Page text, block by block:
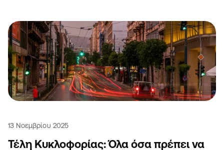
13 Νοεμβρίου 2025
Τέλη Κυκλοφορίας: Όλα όσα πρέπει να